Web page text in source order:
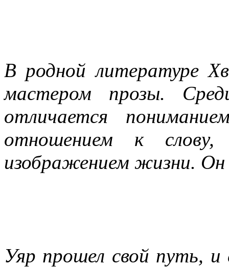
В родной литературе
мастером прозы.
отличается
отношением к
изображением жизни.
Уяр прошел свой путь,